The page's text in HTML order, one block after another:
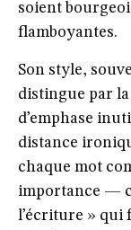
soient
flamboyantes.
Son style,
distingue par la
d’emphase
distance
chaque mot
importance —
l’écriture » qui